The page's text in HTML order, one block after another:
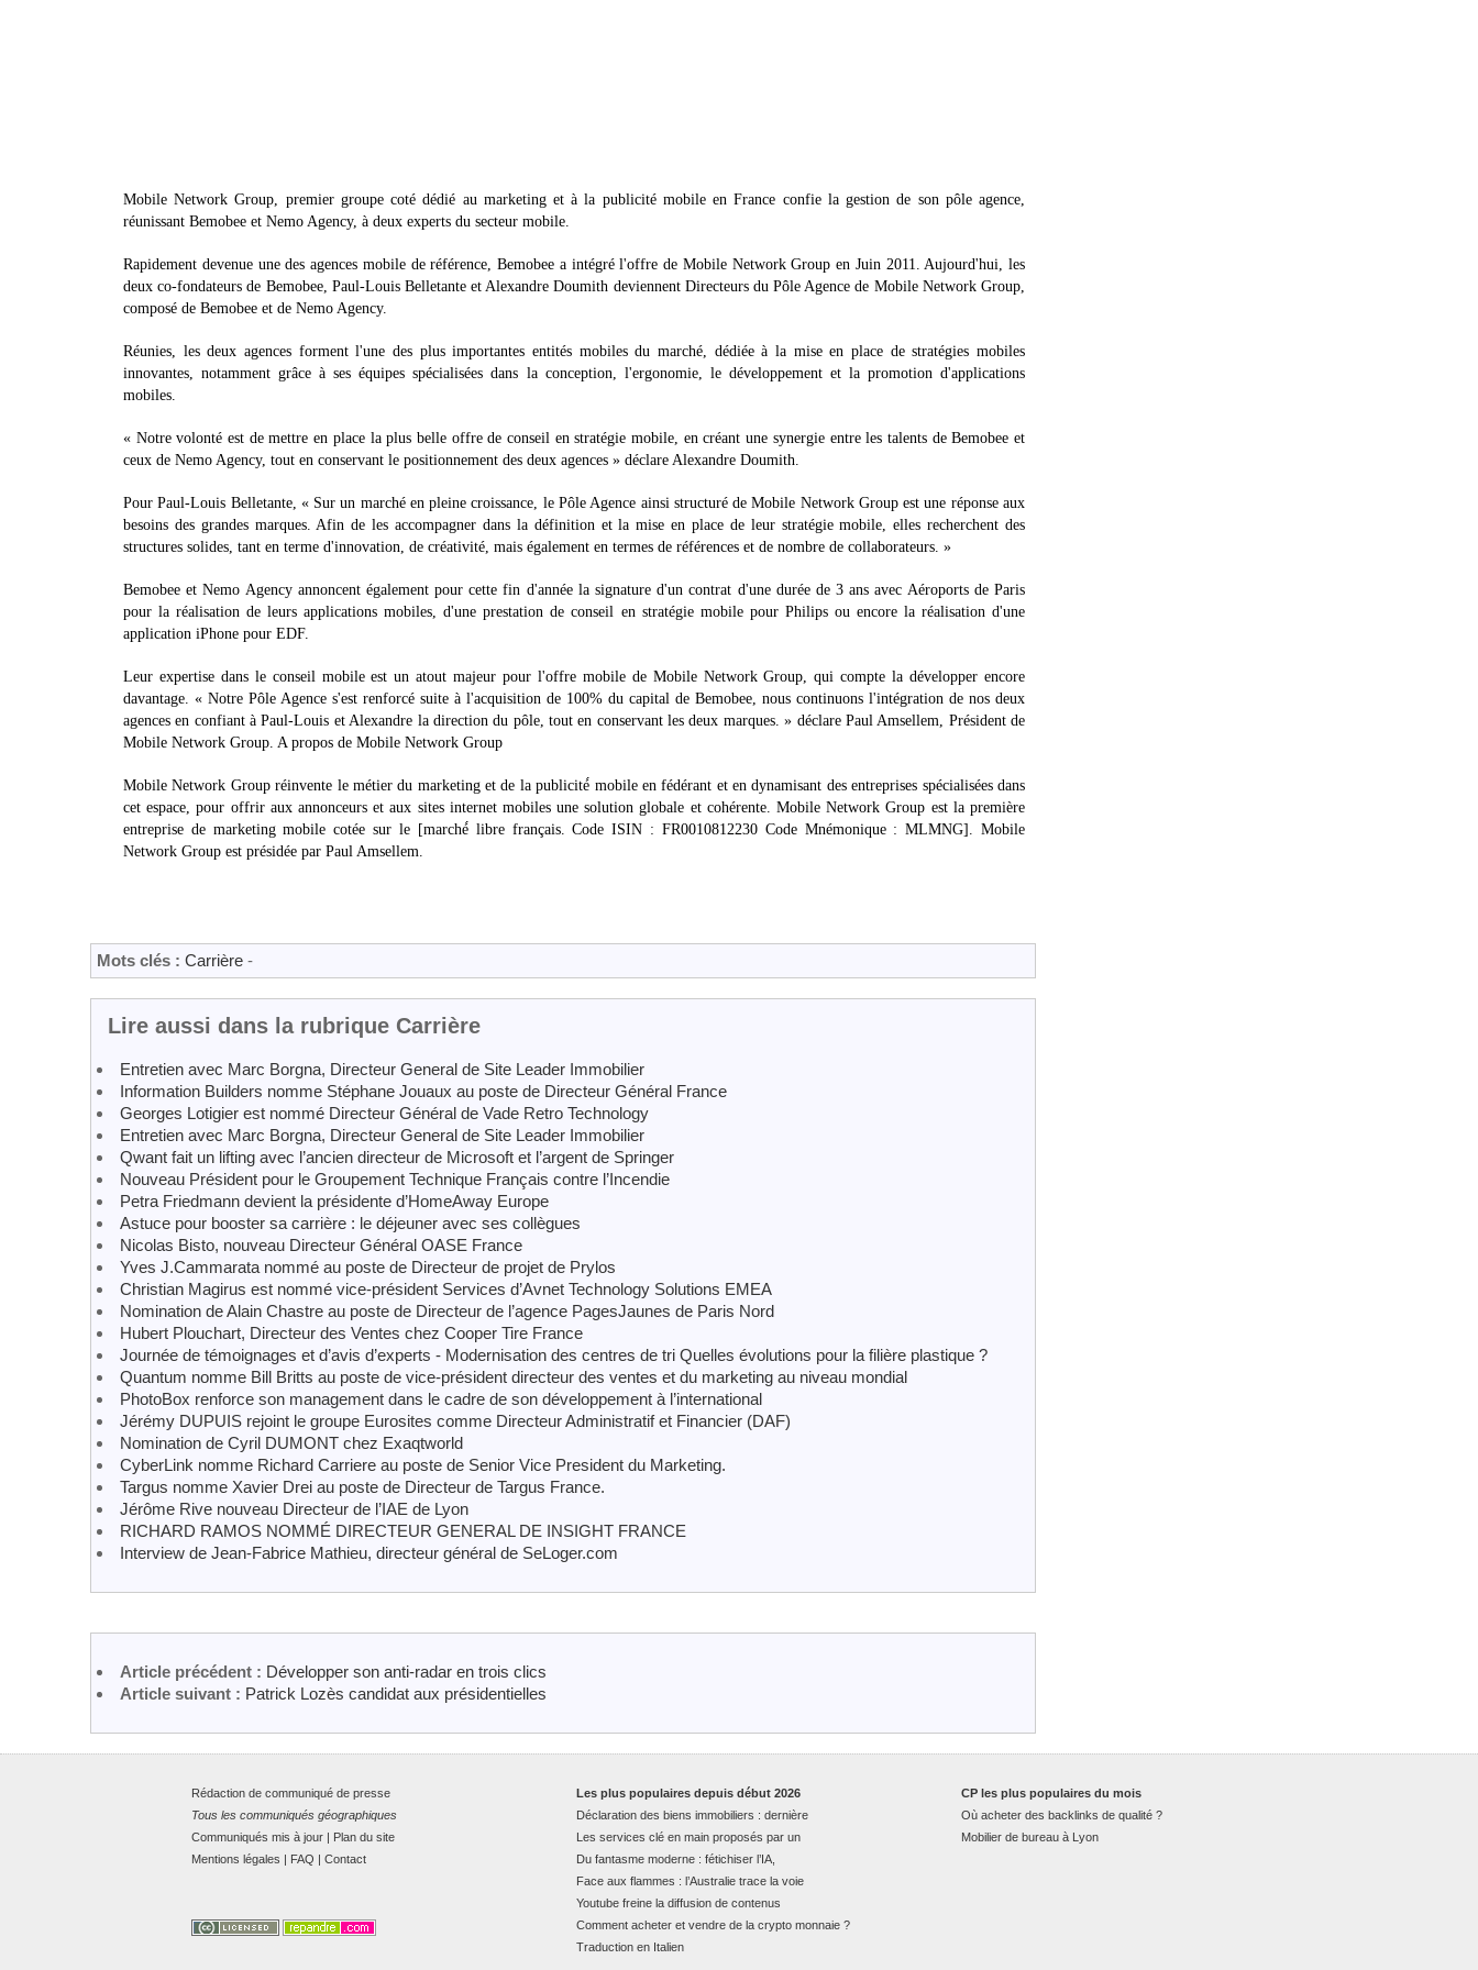
Mobile Network Group, premier groupe coté dédié au marketing et à la publicité mobile en France confie la gestion de son pôle agence,
réunissant Bemobee et Nemo Agency, à deux experts du secteur mobile.
Rapidement devenue une des agences mobile de référence, Bemobee a intégré l'offre de Mobile Network Group en Juin 2011. Aujourd'hui, les
deux co-fondateurs de Bemobee, Paul-Louis Belletante et Alexandre Doumith deviennent Directeurs du Pôle Agence de Mobile Network Group,
composé de Bemobee et de Nemo Agency.
Réunies, les deux agences forment l'une des plus importantes entités mobiles du marché, dédiée à la mise en place de stratégies mobiles
innovantes, notamment grâce à ses équipes spécialisées dans la conception, l'ergonomie, le développement et la promotion d'applications
mobiles.
« Notre volonté est de mettre en place la plus belle offre de conseil en stratégie mobile, en créant une synergie entre les talents de Bemobee et
ceux de Nemo Agency, tout en conservant le positionnement des deux agences » déclare Alexandre Doumith.
Pour Paul-Louis Belletante, « Sur un marché en pleine croissance, le Pôle Agence ainsi structuré de Mobile Network Group est une réponse aux
besoins des grandes marques. Afin de les accompagner dans la définition et la mise en place de leur stratégie mobile, elles recherchent des
structures solides, tant en terme d'innovation, de créativité, mais également en termes de références et de nombre de collaborateurs. »
Bemobee et Nemo Agency annoncent également pour cette fin d'année la signature d'un contrat d'une durée de 3 ans avec Aéroports de Paris
pour la réalisation de leurs applications mobiles, d'une prestation de conseil en stratégie mobile pour Philips ou encore la réalisation d'une
application iPhone pour EDF.
Leur expertise dans le conseil mobile est un atout majeur pour l'offre mobile de Mobile Network Group, qui compte la développer encore
davantage. « Notre Pôle Agence s'est renforcé suite à l'acquisition de 100% du capital de Bemobee, nous continuons l'intégration de nos deux
agences en confiant à Paul-Louis et Alexandre la direction du pôle, tout en conservant les deux marques. » déclare Paul Amsellem, Président de
Mobile Network Group. A propos de Mobile Network Group
Mobile Network Group réinvente le métier du marketing et de la publicité́ mobile en fédérant et en dynamisant des entreprises spécialisées dans
cet espace, pour offrir aux annonceurs et aux sites internet mobiles une solution globale et cohérente. Mobile Network Group est la première
entreprise de marketing mobile cotée sur le [marché́ libre français. Code ISIN : FR0010812230 Code Mnémonique : MLMNG]. Mobile
Network Group est présidée par Paul Amsellem.
Mots clés : Carrière -
Lire aussi dans la rubrique Carrière
Entretien avec Marc Borgna, Directeur General de Site Leader Immobilier
Information Builders nomme Stéphane Jouaux au poste de Directeur Général France
Georges Lotigier est nommé Directeur Général de Vade Retro Technology
Entretien avec Marc Borgna, Directeur General de Site Leader Immobilier
Qwant fait un lifting avec l’ancien directeur de Microsoft et l’argent de Springer
Nouveau Président pour le Groupement Technique Français contre l’Incendie
Petra Friedmann devient la présidente d’HomeAway Europe
Astuce pour booster sa carrière : le déjeuner avec ses collègues
Nicolas Bisto, nouveau Directeur Général OASE France
Yves J.Cammarata nommé au poste de Directeur de projet de Prylos
Christian Magirus est nommé vice-président Services d’Avnet Technology Solutions EMEA
Nomination de Alain Chastre au poste de Directeur de l’agence PagesJaunes de Paris Nord
Hubert Plouchart, Directeur des Ventes chez Cooper Tire France
Journée de témoignages et d’avis d’experts - Modernisation des centres de tri Quelles évolutions pour la filière plastique ?
Quantum nomme Bill Britts au poste de vice-président directeur des ventes et du marketing au niveau mondial
PhotoBox renforce son management dans le cadre de son développement à l’international
Jérémy DUPUIS rejoint le groupe Eurosites comme Directeur Administratif et Financier (DAF)
Nomination de Cyril DUMONT chez Exaqtworld
CyberLink nomme Richard Carriere au poste de Senior Vice President du Marketing.
Targus nomme Xavier Drei au poste de Directeur de Targus France.
Jérôme Rive nouveau Directeur de l’IAE de Lyon
RICHARD RAMOS NOMMÉ DIRECTEUR GENERAL DE INSIGHT FRANCE
Interview de Jean-Fabrice Mathieu, directeur général de SeLoger.com
Article précédent : Développer son anti-radar en trois clics
Article suivant : Patrick Lozès candidat aux présidentielles
Rédaction de communiqué de presse
Tous les communiqués géographiques
Communiqués mis à jour | Plan du site
Mentions légales | FAQ | Contact
CP les plus populaires du mois
Où acheter des backlinks de qualité ?
Mobilier de bureau à Lyon
Les plus populaires depuis début 2026
Déclaration des biens immobiliers : dernière
Les services clé en main proposés par un
Du fantasme moderne : fétichiser l’IA,
Face aux flammes : l’Australie trace la voie
Youtube freine la diffusion de contenus
Comment acheter et vendre de la crypto monnaie ?
Traduction en Italien